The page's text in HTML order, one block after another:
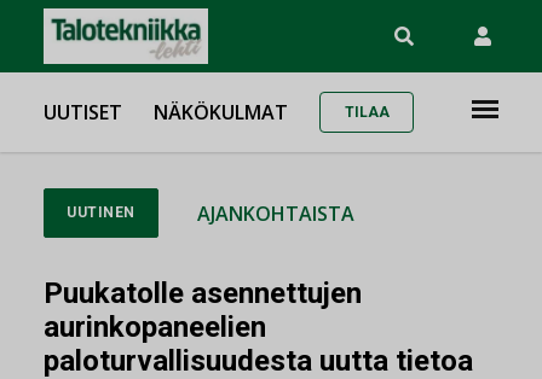
UUTISET NÄKÖKULMAT TILAA
UUTINEN AJANKOHTAISTA
Puukatolle asennettujen
aurinkopaneelien
paloturvallisuudesta uutta tietoa